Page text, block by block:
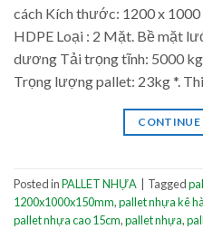
cách Kích thước: 1200 x
HDPE Loại : 2 Mặt. Bề mặt
dương Tải trọng tĩnh: 5000
Trọng lượng pallet: 23kg *.
CONTINUE
Posted inPALLET NHỰA Tagged
1200x1000x150mm,pallet nhựa kê
pallet nhựa cao 15cm,pallet nhựa,